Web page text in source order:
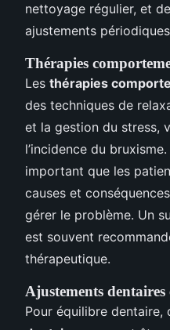
nettoyage régulier, et
ajustements
Thérapies
Les thérapies
des techniques de
et la gestion du stress,
l’incidence du
important que les
causes et
gérer le problème. Un
est souvent
thérapeutique.
Ajustements
Pour équilibre dentaire,